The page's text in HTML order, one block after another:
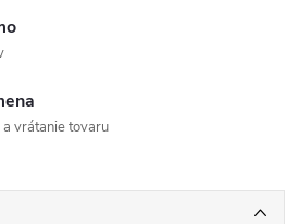
vrátanie tovaru